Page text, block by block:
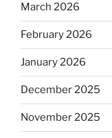
March 2026
February 2026
January 2026
December 2025
November 2025